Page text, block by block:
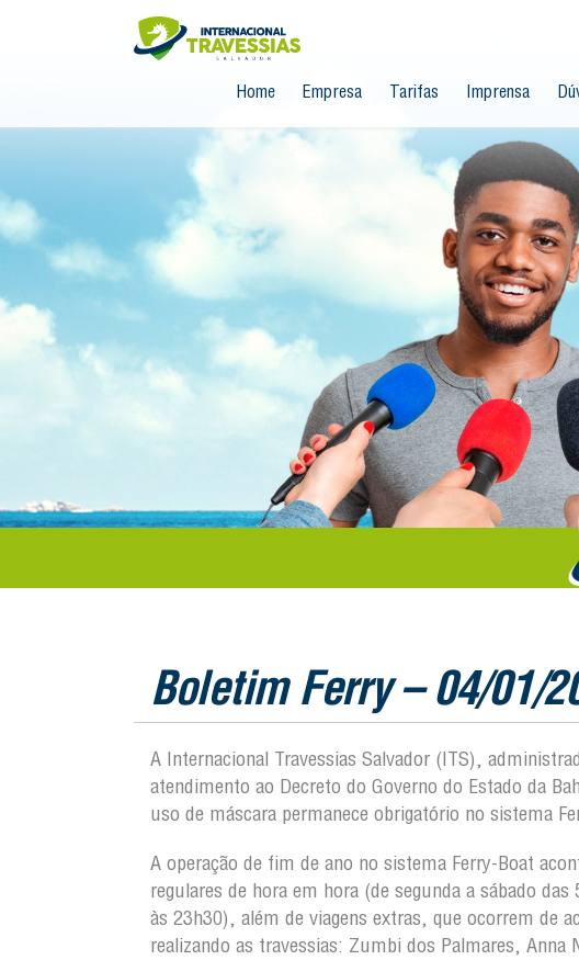
Home Empresa Tarifas Imprensa
Boletim Ferry – 04/01/
A Internacional Travessias Salvador (ITS),
atendimento ao Decreto do Governo do Estado da
uso de máscara permanece obrigatório no sistema
A operação de fim de ano no sistema Ferry-Boat
regulares de hora em hora (de segunda a sábado
às 23h30), além de viagens extras, que ocorrem de
realizando as travessias: Zumbi dos Palmares, Anna